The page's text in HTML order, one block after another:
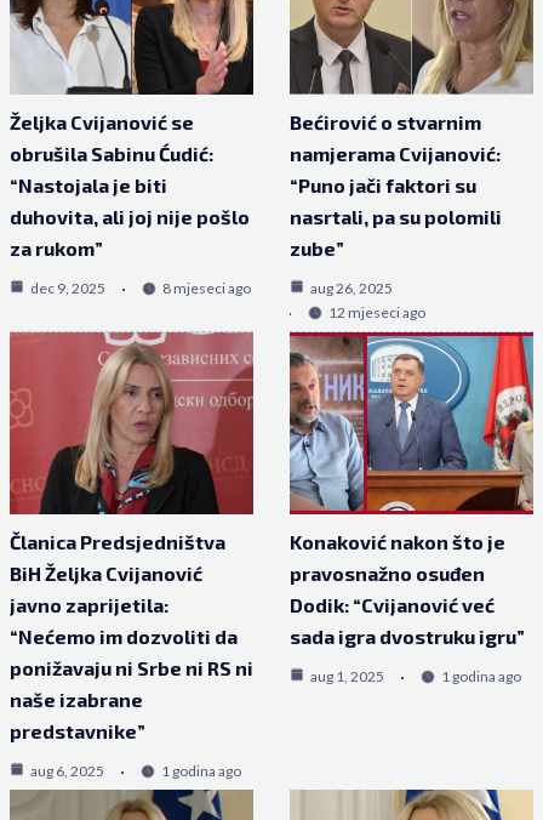
Željka Cvijanović se
obrušila Sabinu Ćudić:
“Nastojala je biti
duhovita, ali joj nije pošlo
za rukom”
dec 9, 2025 8 mjeseci ago
Bećirović o stvarnim
namjerama Cvijanović:
“Puno jači faktori su
nasrtali, pa su polomili
zube”
aug 26, 2025
12 mjeseci ago
Članica Predsjedništva
BiH Željka Cvijanović
javno zaprijetila:
“Nećemo im dozvoliti da
ponižavaju ni Srbe ni RS ni
naše izabrane
predstavnike”
aug 6, 2025 1 godina ago
Konaković nakon što je
pravosnažno osuđen
Dodik: “Cvijanović već
sada igra dvostruku igru”
aug 1, 2025 1 godina ago